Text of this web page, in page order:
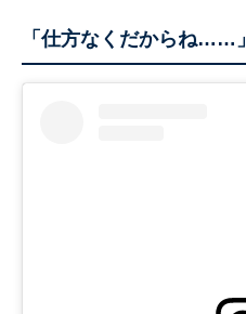
「仕方なくだからね……」